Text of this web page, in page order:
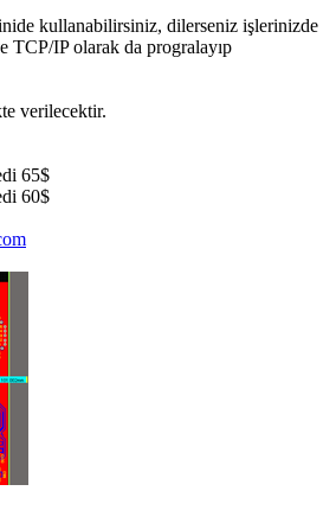
kullanabilirsiniz, dilerseniz işlerinizde
TCP/IP olarak da progralayıp
verilecektir.
65$
60$